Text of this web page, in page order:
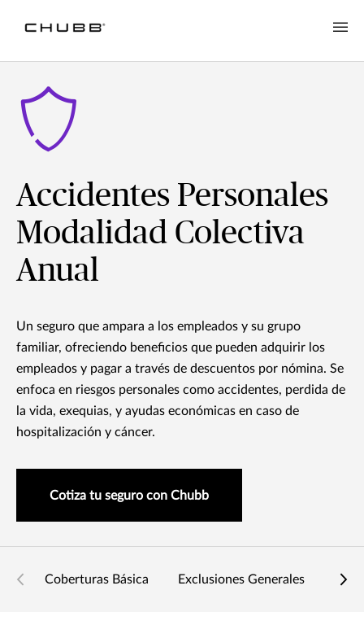
Accidentes Personales
Modalidad Colectiva
Anual
Un seguro que ampara a los empleados y su grupo
familiar, ofreciendo beneficios que pueden adquirir los
empleados y pagar a través de descuentos por nómina. Se
enfoca en riesgos personales como accidentes, perdida de
la vida, exequias, y ayudas económicas en caso de
hospitalización y cáncer.
Cotiza tu seguro con Chubb
Coberturas Básica Exclusiones Generales